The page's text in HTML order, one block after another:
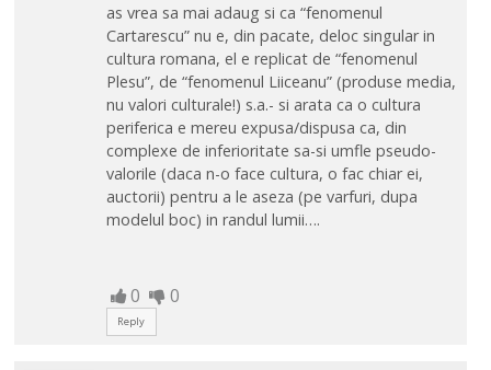
as vrea sa mai adaug si ca “fenomenul
Cartarescu” nu e, din pacate, deloc singular in
cultura romana, el e replicat de “fenomenul
Plesu”, de “fenomenul Liiceanu” (produse media,
nu valori culturale!) s.a.- si arata ca o cultura
periferica e mereu expusa/dispusa ca, din
complexe de inferioritate sa-si umfle pseudo-
valorile (daca n-o face cultura, o fac chiar ei,
auctorii) pentru a le aseza (pe varfuri, dupa
modelul boc) in randul lumii….
0 0
Reply